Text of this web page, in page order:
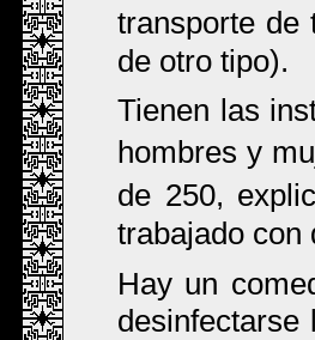
transporte
de otro tipo).
Tienen las
hombres y
de 250,
trabajado con
Hay un